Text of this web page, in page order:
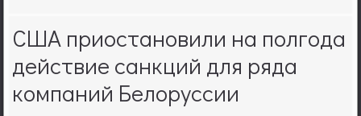
США приостановили на полгода
действие санкций для ряда
компаний Белоруссии